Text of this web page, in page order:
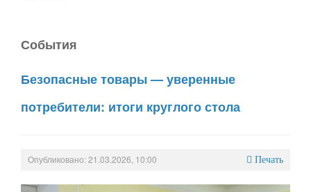
События
Безопасные товары — уверенные
потребители: итоги круглого стола
Опубликовано: 21.03.2026, 10:00 Печать